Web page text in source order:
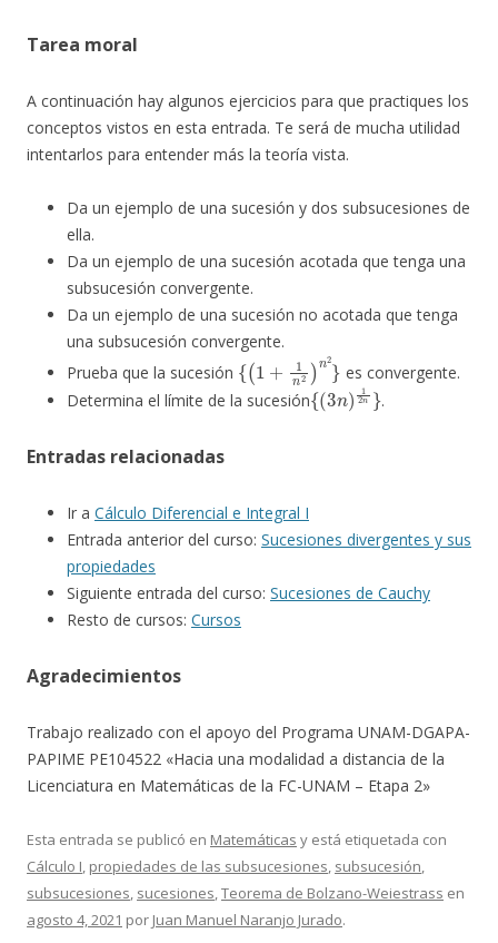
Tarea moral
A continuación hay algunos ejercicios para que practiques los
conceptos vistos en esta entrada. Te será de mucha utilidad
intentarlos para entender más la teoría vista.
Da un ejemplo de una sucesión y dos subsucesiones de
ella.
Da un ejemplo de una sucesión acotada que tenga una
subsucesión convergente.
Da un ejemplo de una sucesión no acotada que tenga
una subsucesión convergente.
Prueba que la sucesión
{(1 2 )n2}
es convergente.
Determina el límite de la sucesión
{(3n )12n}
.
Entradas relacionadas
Ir a Cálculo Diferencial e Integral I
Entrada anterior del curso: Sucesiones divergentes y sus
propiedades
Siguiente entrada del curso: Sucesiones de Cauchy
Resto de cursos: Cursos
Agradecimientos
Trabajo realizado con el apoyo del Programa UNAM-DGAPA-
PAPIME PE104522 «Hacia una modalidad a distancia de la
Licenciatura en Matemáticas de la FC-UNAM – Etapa 2»
Esta entrada se publicó en Matemáticas y está etiquetada con
Cálculo I, propiedades de las subsucesiones, subsucesión,
subsucesiones, sucesiones,Teorema de Bolzano-Weiestrass en
agosto 4, 2021 por Juan Manuel Naranjo Jurado.